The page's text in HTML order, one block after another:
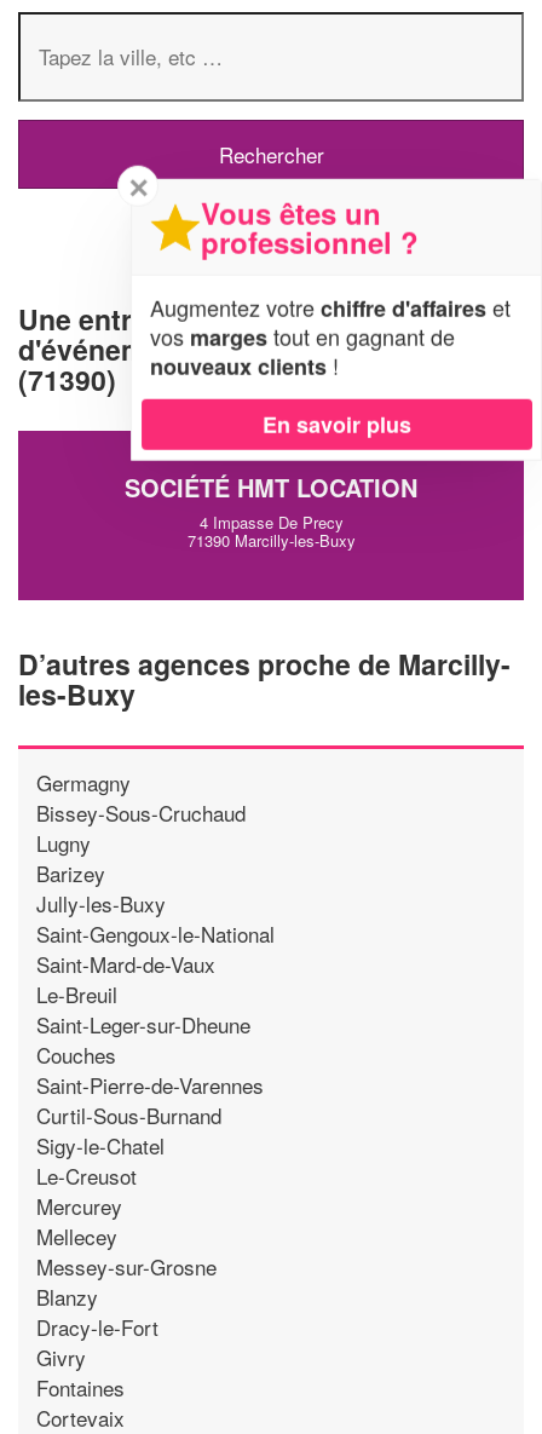
Une entreprise d'organisation
d'événements à Marcilly-les-Buxy
(71390)
SOCIÉTÉ HMT LOCATION
4 Impasse De Precy
71390 Marcilly-les-Buxy
D’autres agences proche de Marcilly-
les-Buxy
Germagny
Bissey-Sous-Cruchaud
Lugny
Barizey
Jully-les-Buxy
Saint-Gengoux-le-National
Saint-Mard-de-Vaux
Le-Breuil
Saint-Leger-sur-Dheune
Couches
Saint-Pierre-de-Varennes
Curtil-Sous-Burnand
Sigy-le-Chatel
Le-Creusot
Mercurey
Mellecey
Messey-sur-Grosne
Blanzy
Dracy-le-Fort
Givry
Fontaines
Cortevaix
✕
Vous êtes un
professionnel ?
Augmentez votrechiffre d'affaireset
vos margestout en gagnant de
nouveaux clients !
En savoir plus